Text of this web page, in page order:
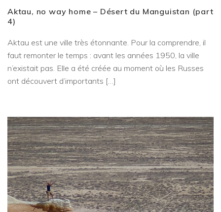
Aktau, no way home – Désert du Manguistan (part
4)
Aktau est une ville très étonnante. Pour la comprendre, il
faut remonter le temps : avant les années 1950, la ville
n’existait pas. Elle a été créée au moment où les Russes
ont découvert d’importants […]